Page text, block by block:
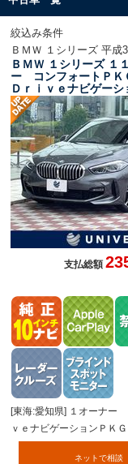
絞込み条件
ＢＭＷ １シリーズ 平成
ＢＭＷ １シリーズ
ー コンフォートＰ
Ｄｒｉｖｅナビゲー
ックカメラ 黒革シ
ＡｐｐｌｅＣａｒＰ
接続 禁煙車
支払総額
[東海:愛知県] １オーナ
ｖｅナビゲーションＰ
ネットで相談